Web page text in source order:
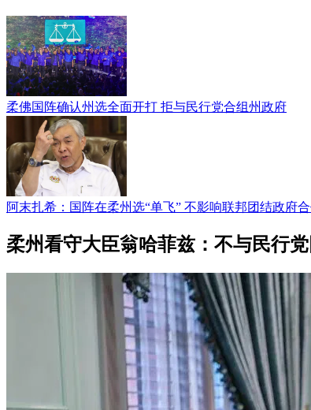
柔佛国阵确认州选全面开打 拒与民行党合组州政府
阿末扎希：国阵在柔州选“单飞” 不影响联邦团结政府
柔州看守大臣翁哈菲兹：不与民行